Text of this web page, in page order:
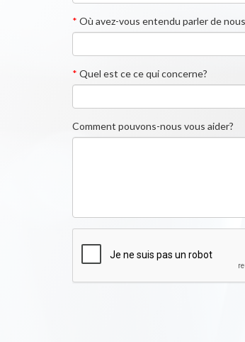
* Où avez-vous entendu parler de
* Quel est ce ce qui concerne?
Comment pouvons-nous vous aider?